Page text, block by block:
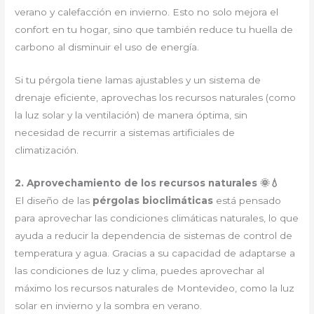
verano y calefacción en invierno. Esto no solo mejora el
confort en tu hogar, sino que también reduce tu huella de
carbono al disminuir el uso de energía.
Si tu pérgola tiene lamas ajustables y un sistema de
drenaje eficiente, aprovechas los recursos naturales (como
la luz solar y la ventilación) de manera óptima, sin
necesidad de recurrir a sistemas artificiales de
climatización.
2. Aprovechamiento de los recursos naturales 🌞💧
El diseño de las pérgolas bioclimáticas está pensado
para aprovechar las condiciones climáticas naturales, lo que
ayuda a reducir la dependencia de sistemas de control de
temperatura y agua. Gracias a su capacidad de adaptarse a
las condiciones de luz y clima, puedes aprovechar al
máximo los recursos naturales de Montevideo, como la luz
solar en invierno y la sombra en verano.